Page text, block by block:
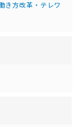
き方改革・テレワ